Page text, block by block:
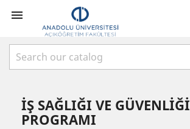

İŞ SAĞLIĞI VE GÜVENLİĞİ
PROGRAMI